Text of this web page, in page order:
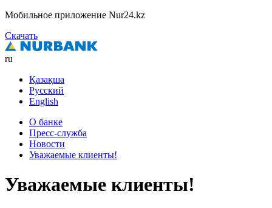
Мобильное приложение Nur24.kz
Скачать
ru
Қазақша
Русский
English
О банке
Пресс-служба
Новости
Уважаемые клиенты!
Уважаемые клиенты!